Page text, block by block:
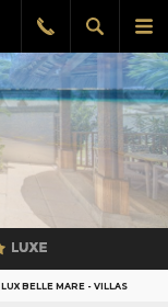
le
Afficher
la
Rappel
gratuit
LUX BELLE MARE - VILLAS